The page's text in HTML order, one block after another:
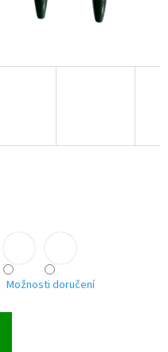
Možnosti doručení